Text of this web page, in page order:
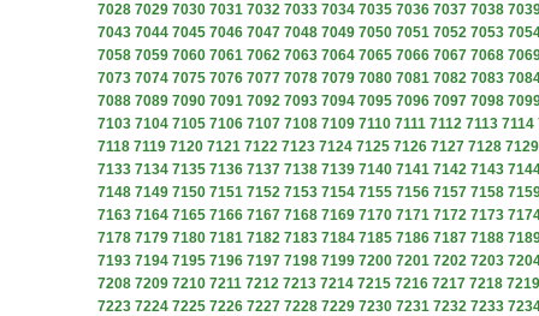
7028 7029 7030 7031 7032 7033 7034 7035 7036 7037 7038
7043 7044 7045 7046 7047 7048 7049 7050 7051 7052 7053
7058 7059 7060 7061 7062 7063 7064 7065 7066 7067 7068
7073 7074 7075 7076 7077 7078 7079 7080 7081 7082 7083
7088 7089 7090 7091 7092 7093 7094 7095 7096 7097 7098
7103 7104 7105 7106 7107 7108 7109 7110 7111 7112 7113 7114
7118 7119 7120 7121 7122 7123 7124 7125 7126 7127 7128 7129
7133 7134 7135 7136 7137 7138 7139 7140 7141 7142 7143
7148 7149 7150 7151 7152 7153 7154 7155 7156 7157 7158
7163 7164 7165 7166 7167 7168 7169 7170 7171 7172 7173
7178 7179 7180 7181 7182 7183 7184 7185 7186 7187 7188
7193 7194 7195 7196 7197 7198 7199 7200 7201 7202 7203
7208 7209 7210 7211 7212 7213 7214 7215 7216 7217 7218 7219
7223 7224 7225 7226 7227 7228 7229 7230 7231 7232 7233